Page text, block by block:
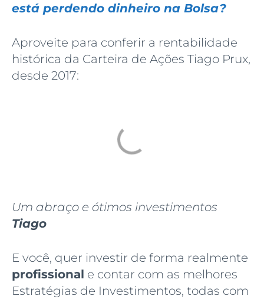
está perdendo dinheiro na Bolsa?
Aproveite para conferir a rentabilidade
histórica da Carteira de Ações Tiago Prux,
desde 2017:
Um abraço e ótimos investimentos
Tiago
E você, quer investir de forma realmente
profissional e contar com as melhores
Estratégias de Investimentos, todas com